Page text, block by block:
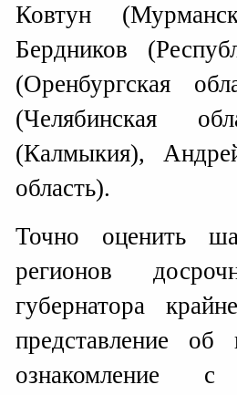
Ковтун
Бердников
(Оренбургская
(Челябинская
(Калмыкия),
область).
Точно оценить
регионов
губернатора
представление
ознакомление